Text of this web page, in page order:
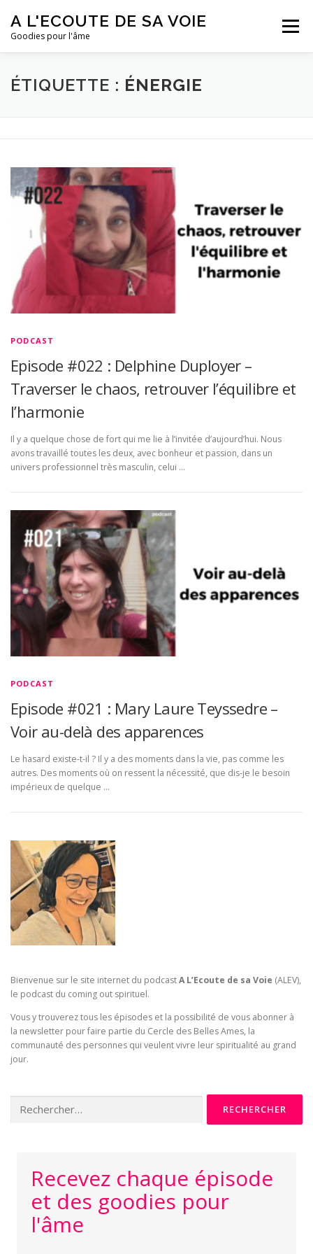
contenu
A L'ECOUTE DE SA VOIE
Goodies pour l'âme
Menu
LE PODCAST LES ÉPISODES ME CONNAÎTRE
ÉTIQUETTE : ÉNERGIE
PODCAST
Episode #022 : Delphine Duployer –
Traverser le chaos, retrouver l’équilibre et
l’harmonie
Il y a quelque chose de fort qui me lie à l’invitée d’aujourd’hui. Nous
avons travaillé toutes les deux, avec bonheur et passion, dans un
univers professionnel très masculin, celui …
PODCAST
Episode #021 : Mary Laure Teyssedre –
Voir au-delà des apparences
Le hasard existe-t-il ? Il y a des moments dans la vie, pas comme les
autres. Des moments où on ressent la nécessité, que dis-je le besoin
impérieux de quelque …
Bienvenue sur le site internet du podcastA L’Ecoute de sa Voie (ALEV),
le podcast du coming out spirituel.
Vous y trouverez tous les épisodes et la possibilité de vous abonner à
la newsletter pour faire partie du Cercle des Belles Ames, la
communauté des personnes qui veulent vivre leur spiritualité au grand
jour.
Recevez chaque épisode
et des goodies pour
l'âme